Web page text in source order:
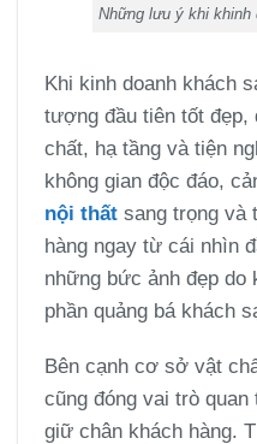
Những lưu ý khi khinh
Khi kinh doanh khách
tượng đầu tiên tốt
chất, hạ tầng và tiện
không gian độc đáo,
nội thấtsang trọng và
hàng ngay từ cái nhìn
những bức ảnh đẹp do
phần quảng bá khách
Bên cạnh cơ sở vật
cũng đóng vai trò
giữ chân khách hàng.